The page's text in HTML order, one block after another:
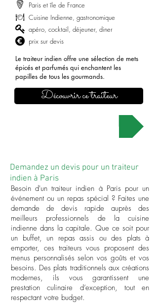
Paris et île de France
Cuisine Indienne, gastronomique
apéro, cocktail, déjeuner, diner
prix sur devis
Le traiteur indien offre une sélection de mets
épicés et parfumés qui enchantent les
papilles de tous les gourmands.
Découvrir ce traiteur
Demandez un devis pour un traiteur
indien à Paris
Besoin d'un traiteur indien à Paris pour un
événement ou un repas spécial ? Faites une
demande de devis rapide auprès des
meilleurs professionnels de la cuisine
indienne dans la capitale. Que ce soit pour
un buffet, un repas assis ou des plats à
emporter, ces traiteurs vous proposent des
menus personnalisés selon vos goûts et vos
besoins. Des plats traditionnels aux créations
modernes, ils vous garantissent une
prestation culinaire d’exception, tout en
respectant votre budget.